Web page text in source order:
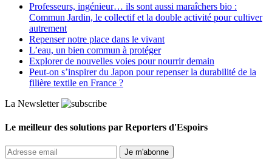
Professeurs, ingénieur… ils sont aussi maraîchers bio :
Commun Jardin, le collectif et la double activité pour cultiver
autrement
Repenser notre place dans le vivant
L’eau, un bien commun à protéger
Explorer de nouvelles voies pour nourrir demain
Peut‑on s’inspirer du Japon pour repenser la durabilité de la
filière textile en France ?
La Newsletter
Le meilleur des solutions par Reporters d'Espoirs